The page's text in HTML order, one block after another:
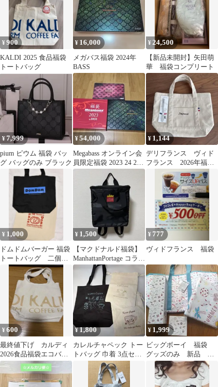
¥900
KALDI 2025 食品福袋
トートバッグ
¥ 16,000
メガバス福袋 2024年
BASS
¥ 24,500
【新品未開封】矢田萌
華 福袋コンプリート
¥ 7,999
pium ピウム 福袋 バッ
グ バッグのみ ブラック
¥54,000
Megabass オンライン会
員限定福袋 2023 24 26
3点セット
¥ 1,144
デリフランス ヴィド
フランス 2026年福
袋 トートバッグ バ
ターナイフ
¥ 1,000
ドムドムバーガー 福袋
トートバッグ 二個セ
ット
¥ 1,500
【マクドナルド福袋】
ManhattanPortage コラボ
クーラーバッグ 保冷
¥ 777
ヴィドフランス 福袋
¥600
最終値下げ カルディ
2026食品福袋エコバッ
グ
¥1,800
カレルチャペック トー
トバッグ 巾着 3点セッ
ト 福袋限定
¥ 1,999
ビッグボーイ 福袋
グッズのみ 新品 未
使用